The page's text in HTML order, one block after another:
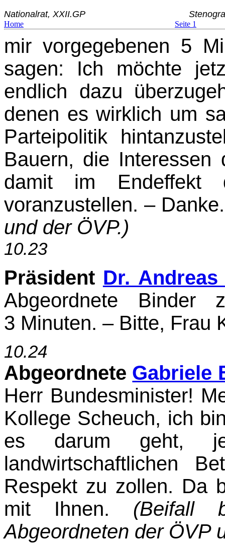
Nationalrat, XXII.GP
Home Seite 1
mir vorgegebenen 5
sagen: Ich möchte
endlich dazu
denen es wirklich um
Parteipolitik
Bauern, die Interessen
damit im Endeffekt
voranzustellen. –
und der ÖVP.)
10.23
Präsident Dr.
Abgeordnete Binder
3 Minuten. – Bitte, Frau
10.24
Abgeordnete Gabriele
Herr Bundesminister!
Kollege Scheuch, ich
es darum geht,
landwirtschaftlichen
Respekt zu zollen. Da
mit Ihnen. (Beifall
Abgeordneten der ÖVP